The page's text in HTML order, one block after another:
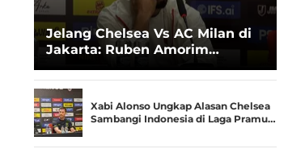
Jelang Chelsea Vs AC Milan di
Jakarta: Ruben Amorim
Xabi Alonso
Xabi Alonso Ungkap Alasan Chelsea
Sambangi Indonesia di Laga Pramu…